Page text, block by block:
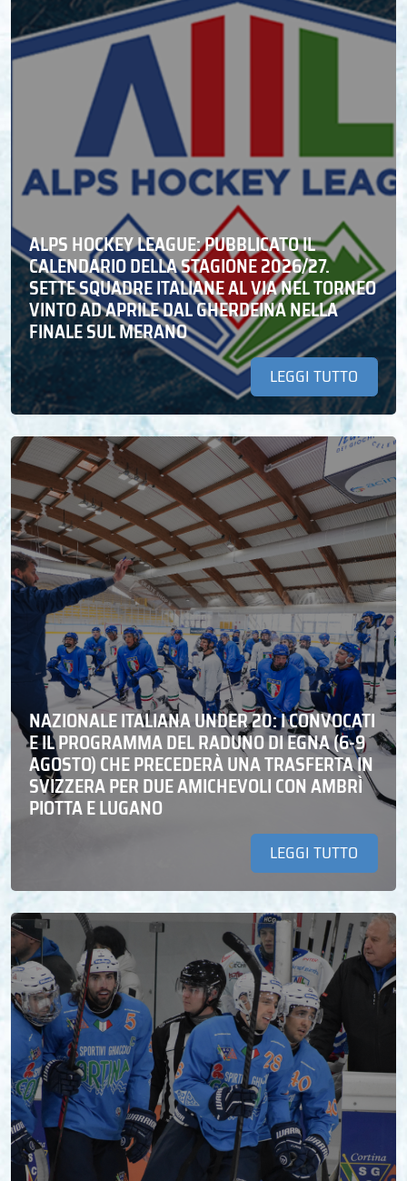
ALPS HOCKEY LEAGUE: PUBBLICATO IL
CALENDARIO DELLA STAGIONE 2026/27.
SETTE SQUADRE ITALIANE AL VIA NEL TORNEO
VINTO AD APRILE DAL GHERDEINA NELLA
FINALE SUL MERANO
LEGGI TUTTO
NAZIONALE ITALIANA UNDER 20: I CONVOCATI
E IL PROGRAMMA DEL RADUNO DI EGNA (6-9
AGOSTO) CHE PRECEDERÀ UNA TRASFERTA IN
SVIZZERA PER DUE AMICHEVOLI CON AMBRÌ
PIOTTA E LUGANO
LEGGI TUTTO